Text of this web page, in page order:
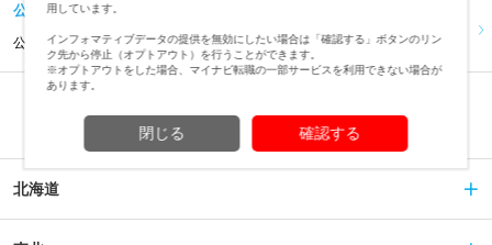
公共サービス
公務員・警察官・消防士・自衛隊・団体職員・学校法人職員 他
エリア・都道府県から求人を探す
北海道
用しています。
インフォマティブデータの提供を無効にしたい場合は「確認する」ボタンのリン
ク先から停止（オプトアウト）を行うことができます。
※オプトアウトをした場合、マイナビ転職の一部サービスを利用できない場合が
あります。
閉じる 確認する